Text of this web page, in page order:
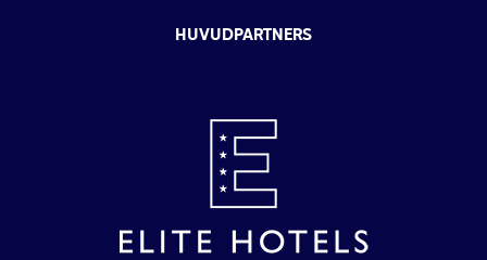
HUVUDPARTNERS